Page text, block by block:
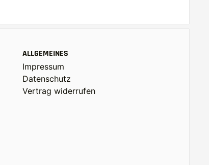
ALLGEMEINES
Impressum
Datenschutz
Vertrag widerrufen